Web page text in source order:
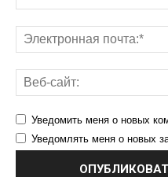
Уведомить меня о новых
Уведомлять меня о новых